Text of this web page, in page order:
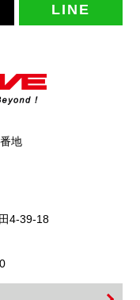
LINE
地
4-39-18